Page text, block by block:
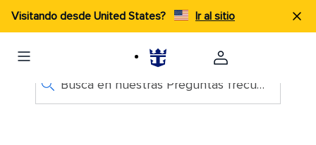
Visitando desde United States? Ir al sitio
Busca en nuestras Preguntas frecuentes